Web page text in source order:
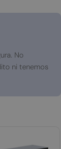
No
ni tenemos